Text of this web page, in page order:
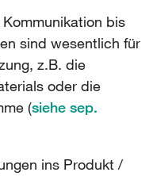
bis
sind wesentlich für
z.B. die
oder die
(siehe sep.
ins Produkt /